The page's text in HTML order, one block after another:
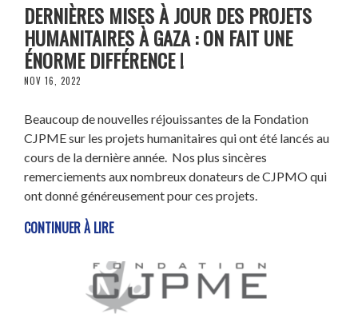
DERNIÈRES MISES À JOUR DES PROJETS
HUMANITAIRES À GAZA : ON FAIT UNE
ÉNORME DIFFÉRENCE !
NOV 16, 2022
Beaucoup de nouvelles réjouissantes de la Fondation
CJPME sur les projets humanitaires qui ont été lancés au
cours de la dernière année. Nos plus sincères
remerciements aux nombreux donateurs de CJPMO qui
ont donné généreusement pour ces projets.
CONTINUER À LIRE